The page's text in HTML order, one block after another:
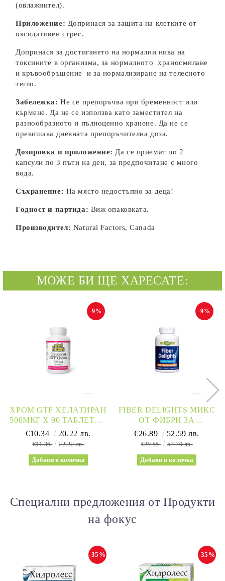
(овлажнител).
Приложение: Допринася за защита на клетките от
оксидативен стрес.
Допринася за достигането на нормални нива на
токсините в организма, за нормалното храносмилане
и кръвообръщение и за нормализиране на телесното
тегло.
Забележка:Не се препоръчва при бременност или
кърмене. Да не се използва като заместител на
разнообразното и пълноценно хранене. Да не се
превишава дневната препоръчителна доза.
Дозировка и приложение: Да се приемат по 2
капсули по 3 пъти на ден, за предпочитане с много
вода.
Съхранение: На място недостъпно за деца!
Годност и партида: Виж опаковката.
Производител: Natural Factors, Canada
МОЖЕ БИ ЩЕ ХАРЕСАТЕ:
ХРОМ GTF ХЕЛАТИРАН
500МКГ Х 90 ТАБЛЕТКИ
NATURAL FACTORS |
CHROMIUM
-9%
€10.34 20.22 лв.
€11.36 22.22 лв.
FIBER DELIGHTS МИКС
ОТ ФИБРИ ЗА
ОТСЛАБВАНЕ И
ДЕТОКСИКАЦИЯ Х 60
NATURE’S WAY
-9%
€26.89 52.59 лв.
€29.55 57.79 лв.
Специални предложения от Продукти
на фокус
-35% -35%